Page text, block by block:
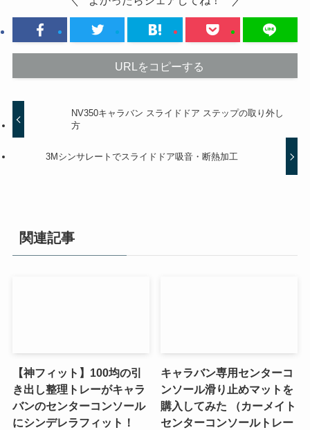
URLをコピーする
NV350キャラバン スライドドア ステップの取り外し
方
3Mシンサレートでスライドドア吸音・断熱加工
関連記事
【神フィット】100均の引
き出し整理トレーがキャラ
バンのセンターコンソール
にシンデレラフィット！
キャラバン専用センターコ
ンソール滑り止めマットを
購入してみた （カーメイト
センターコンソールトレー